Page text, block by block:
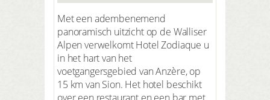
Met een adembenemend
panoramisch uitzicht op de Walliser
Alpen verwelkomt Hotel Zodiaque u
in het hart van het
voetgangersgebied van Anzère, op
15 km van Sion. Het hotel beschikt
over een restaurant en een bar met